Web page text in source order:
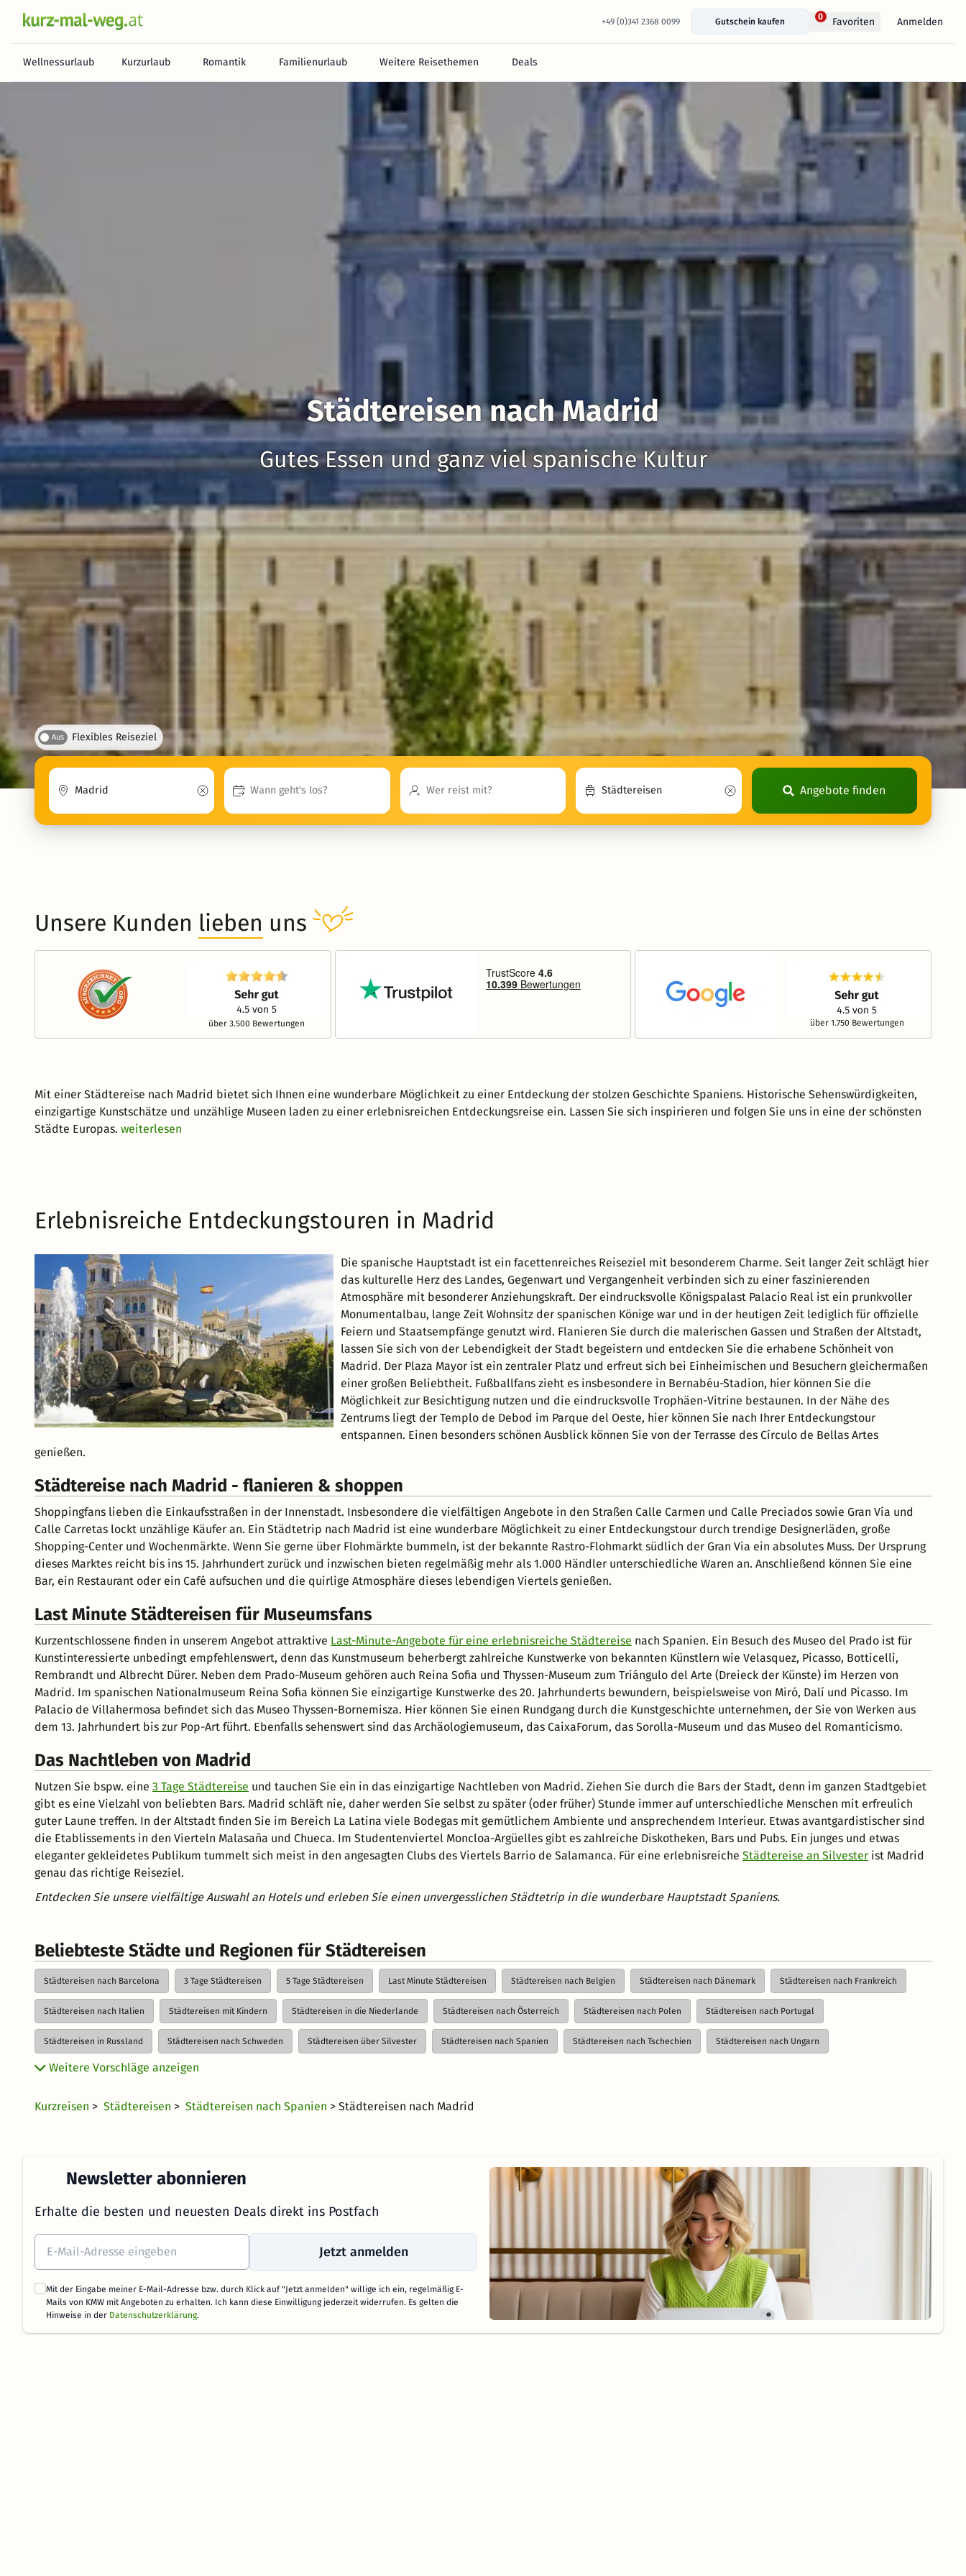
+49 (0)341 2368 0099 Gutschein kaufen
0 Favoriten Anmelden
Wellnessurlaub Kurzurlaub Romantik Familienurlaub Weitere Reisethemen Deals
Städtereisen nach Madrid
Gutes Essen und ganz viel spanische Kultur
Aus Flexibles Reiseziel
Angebote finden
Unsere Kunden lieben uns
über 3.500 Bewertungen über 1.750 Bewertungen
Mit einer Städtereise nach Madrid bietet sich Ihnen eine wunderbare Möglichkeit zu einer Entdeckung der stolzen Geschichte Spaniens. Historische Sehenswürdigkeiten,
einzigartige Kunstschätze und unzählige Museen laden zu einer erlebnisreichen Entdeckungsreise ein. Lassen Sie sich inspirieren und folgen Sie uns in eine der schönsten
Städte Europas. weiterlesen
Erlebnisreiche Entdeckungstouren in Madrid
Die spanische Hauptstadt ist ein facettenreiches Reiseziel mit besonderem Charme. Seit langer Zeit schlägt hier
das kulturelle Herz des Landes, Gegenwart und Vergangenheit verbinden sich zu einer faszinierenden
Atmosphäre mit besonderer Anziehungskraft. Der eindrucksvolle Königspalast Palacio Real ist ein prunkvoller
Monumentalbau, lange Zeit Wohnsitz der spanischen Könige war und in der heutigen Zeit lediglich für offizielle
Feiern und Staatsempfänge genutzt wird. Flanieren Sie durch die malerischen Gassen und Straßen der Altstadt,
lassen Sie sich von der Lebendigkeit der Stadt begeistern und entdecken Sie die erhabene Schönheit von
Madrid. Der Plaza Mayor ist ein zentraler Platz und erfreut sich bei Einheimischen und Besuchern gleichermaßen
einer großen Beliebtheit. Fußballfans zieht es insbesondere in Bernabéu-Stadion, hier können Sie die
Möglichkeit zur Besichtigung nutzen und die eindrucksvolle Trophäen-Vitrine bestaunen. In der Nähe des
Zentrums liegt der Templo de Debod im Parque del Oeste, hier können Sie nach Ihrer Entdeckungstour
entspannen. Einen besonders schönen Ausblick können Sie von der Terrasse des Círculo de Bellas Artes
genießen.
Städtereise nach Madrid - flanieren & shoppen
Shoppingfans lieben die Einkaufsstraßen in der Innenstadt. Insbesondere die vielfältigen Angebote in den Straßen Calle Carmen und Calle Preciados sowie Gran Vía und
Calle Carretas lockt unzählige Käufer an. Ein Städtetrip nach Madrid ist eine wunderbare Möglichkeit zu einer Entdeckungstour durch trendige Designerläden, große
Shopping-Center und Wochenmärkte. Wenn Sie gerne über Flohmärkte bummeln, ist der bekannte Rastro-Flohmarkt südlich der Gran Via ein absolutes Muss. Der Ursprung
dieses Marktes reicht bis ins 15. Jahrhundert zurück und inzwischen bieten regelmäßig mehr als 1.000 Händler unterschiedliche Waren an. Anschließend können Sie eine
Bar, ein Restaurant oder ein Café aufsuchen und die quirlige Atmosphäre dieses lebendigen Viertels genießen.
Last Minute Städtereisen für Museumsfans
Kurzentschlossene finden in unserem Angebot attraktive Last-Minute-Angebote für eine erlebnisreiche Städtereise nach Spanien. Ein Besuch des Museo del Prado ist für
Kunstinteressierte unbedingt empfehlenswert, denn das Kunstmuseum beherbergt zahlreiche Kunstwerke von bekannten Künstlern wie Velasquez, Picasso, Botticelli,
Rembrandt und Albrecht Dürer. Neben dem Prado-Museum gehören auch Reina Sofia und Thyssen-Museum zum Triángulo del Arte (Dreieck der Künste) im Herzen von
Madrid. Im spanischen Nationalmuseum Reina Sofia können Sie einzigartige Kunstwerke des 20. Jahrhunderts bewundern, beispielsweise von Miró, Dalí und Picasso. Im
Palacio de Villahermosa befindet sich das Museo Thyssen-Bornemisza. Hier können Sie einen Rundgang durch die Kunstgeschichte unternehmen, der Sie von Werken aus
dem 13. Jahrhundert bis zur Pop-Art führt. Ebenfalls sehenswert sind das Archäologiemuseum, das CaixaForum, das Sorolla-Museum und das Museo del Romanticismo.
Das Nachtleben von Madrid
Nutzen Sie bspw. eine 3 Tage Städtereise und tauchen Sie ein in das einzigartige Nachtleben von Madrid. Ziehen Sie durch die Bars der Stadt, denn im ganzen Stadtgebiet
gibt es eine Vielzahl von beliebten Bars. Madrid schläft nie, daher werden Sie selbst zu später (oder früher) Stunde immer auf unterschiedliche Menschen mit erfreulich
guter Laune treffen. In der Altstadt finden Sie im Bereich La Latina viele Bodegas mit gemütlichem Ambiente und ansprechendem Interieur. Etwas avantgardistischer sind
die Etablissements in den Vierteln Malasaña und Chueca. Im Studentenviertel Moncloa-Argüelles gibt es zahlreiche Diskotheken, Bars und Pubs. Ein junges und etwas
eleganter gekleidetes Publikum tummelt sich meist in den angesagten Clubs des Viertels Barrio de Salamanca. Für eine erlebnisreiche Städtereise an Silvester ist Madrid
genau das richtige Reiseziel.
Entdecken Sie unsere vielfältige Auswahl an Hotels und erleben Sie einen unvergesslichen Städtetrip in die wunderbare Hauptstadt Spaniens.
Beliebteste Städte und Regionen für Städtereisen
Städtereisen nach Barcelona 3 Tage Städtereisen 5 Tage Städtereisen Last Minute Städtereisen Städtereisen nach Belgien Städtereisen nach Dänemark Städtereisen nach Frankreich
Städtereisen nach Italien Städtereisen mit Kindern Städtereisen in die Niederlande Städtereisen nach Österreich Städtereisen nach Polen Städtereisen nach Portugal
Städtereisen in Russland Städtereisen nach Schweden Städtereisen über Silvester Städtereisen nach Spanien Städtereisen nach Tschechien Städtereisen nach Ungarn
Städtereisen mit der Bahn Städtereisen zum Schnäppchen-Preis
Weitere Vorschläge anzeigen
Kurzreisen > Städtereisen > Städtereisen nach Spanien > Städtereisen nach Madrid
Newsletter abonnieren
Erhalte die besten und neuesten Deals direkt ins Postfach
Jetzt anmelden
Mit der Eingabe meiner E-Mail-Adresse bzw. durch Klick auf "Jetzt anmelden" willige ich ein, regelmäßig E-
Mails von KMW mit Angeboten zu erhalten. Ich kann diese Einwilligung jederzeit widerrufen. Es gelten die
Hinweise in der Datenschutzerklärung.